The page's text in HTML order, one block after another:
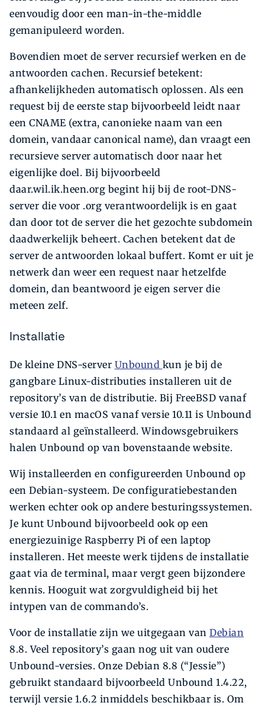
eenvoudig door een man-in-the-middle
gemanipuleerd worden.
Bovendien moet de server recursief werken en de
antwoorden cachen. Recursief betekent:
afhankelijkheden automatisch oplossen. Als een
request bij de eerste stap bijvoorbeeld leidt naar
een CNAME (extra, canonieke naam van een
domein, vandaar canonical name), dan vraagt een
recursieve server automatisch door naar het
eigenlijke doel. Bij bijvoorbeeld
daar.wil.ik.heen.org begint hij bij de root-DNS-
server die voor .org verantwoordelijk is en gaat
dan door tot de server die het gezochte subdomein
daadwerkelijk beheert. Cachen betekent dat de
server de antwoorden lokaal buffert. Komt er uit je
netwerk dan weer een request naar hetzelfde
domein, dan beantwoord je eigen server die
meteen zelf.
Installatie
De kleine DNS-server Unbound kun je bij de
gangbare Linux-distributies installeren uit de
repository’s van de distributie. Bij FreeBSD vanaf
versie 10.1 en macOS vanaf versie 10.11 is Unbound
standaard al geïnstalleerd. Windowsgebruikers
halen Unbound op van bovenstaande website.
Wij installeerden en configureerden Unbound op
een Debian-systeem. De configuratiebestanden
werken echter ook op andere besturingssystemen.
Je kunt Unbound bijvoorbeeld ook op een
energiezuinige Raspberry Pi of een laptop
installeren. Het meeste werk tijdens de installatie
gaat via de terminal, maar vergt geen bijzondere
kennis. Hooguit wat zorgvuldigheid bij het
intypen van de commando’s.
Voor de installatie zijn we uitgegaan van Debian
8.8. Veel repository’s gaan nog uit van oudere
Unbound-versies. Onze Debian 8.8 (“Jessie”)
gebruikt standaard bijvoorbeeld Unbound 1.4.22,
terwijl versie 1.6.2 inmiddels beschikbaar is. Om